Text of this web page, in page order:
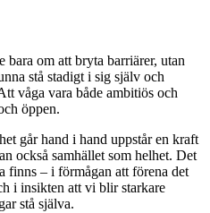
om att bryta barriärer, utan
stå stadigt i sig själv och
våga vara både ambitiös och
öppen.
går hand i hand uppstår en kraft
också samhället som helhet. Det
finns – i förmågan att förena det
i insikten att vi blir starkare
stå själva.